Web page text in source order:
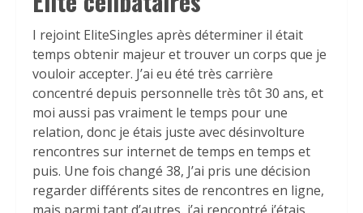
I rejoint EliteSingles après déterminer il était
temps obtenir majeur et trouver un corps que je
vouloir accepter. J’ai eu été très carrière
concentré depuis personnelle très tôt 30 ans, et
moi aussi pas vraiment le temps pour une
relation, donc je étais juste avec désinvolture
rencontres sur internet de temps en temps et
puis. Une fois changé 38, J’ai pris une décision
regarder différents sites de rencontres en ligne,